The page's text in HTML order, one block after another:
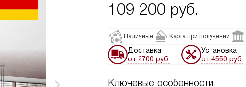
109 200 руб.
Наличные Карта при получении
Доставка
от 2700 руб.
Установка
от 4550 руб.
Ключевые особенности